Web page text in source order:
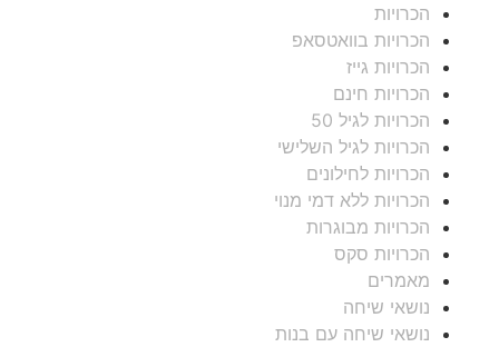
הכרויות
הכרויות בוואטסאפ
הכרויות גייז
הכרויות חינם
הכרויות לגיל 50
הכרויות לגיל השלישי
הכרויות לחילונים
הכרויות ללא דמי מנוי
הכרויות מבוגרות
הכרויות סקס
מאמרים
נושאי שיחה
נושאי שיחה עם בנות